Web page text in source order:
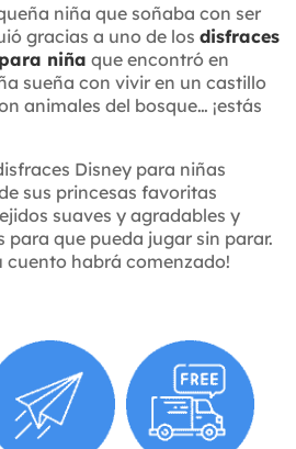
niña que soñaba con ser
gracias a uno de los disfraces
niña que encontró en
sueña con vivir en un castillo
animales del bosque… ¡estás
Disney para niñas
sus princesas favoritas
suaves y agradables y
para que pueda jugar sin parar.
cuento habrá comenzado!